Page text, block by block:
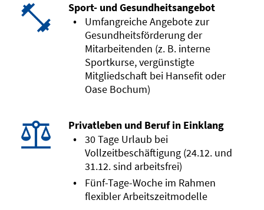
Sport- und Gesundheitsangebot
Umfangreiche Angebote zur
Gesundheitsförderung der
Mitarbeitenden (z. B. interne
Sportkurse, vergünstigte
Mitgliedschaft bei Hansefit oder
Oase Bochum)
Privatleben und Beruf in Einklang
30 Tage Urlaub bei
Vollzeitbeschäftigung (24.12. und
31.12. sind arbeitsfrei)
Fünf-Tage-Woche im Rahmen
flexibler Arbeitszeitmodelle